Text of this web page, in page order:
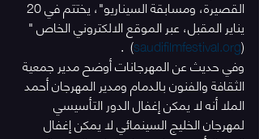
يناير المقبل، عبر الموقع الالكتروني الخاص "
(
saudifilmfestival.org
)  .
وفي حديث عن المهرجانات أوضح مدير جمعية
الثقافة والفنون بالدمام ومدير المهرجان أحمد
الملا أنه لا يمكن إغفال الدور التأسيسي
لمهرجان الخليج السينمائي لا يمكن إغفال